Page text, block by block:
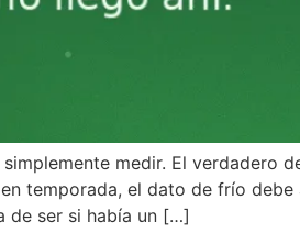
medir. El
temporada, el dato de frío
de ser si había un […]